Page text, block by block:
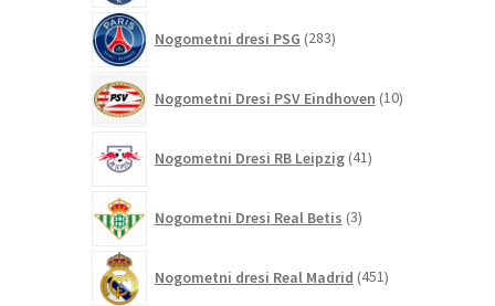
Nogometni dresi PSG 283izdelkov
Nogometni Dresi PSV Eindhoven 10izdelkov
Nogometni Dresi RB Leipzig 41izdelkov
Nogometni Dresi Real Betis 3izdelki
Nogometni dresi Real Madrid 451izdelkov